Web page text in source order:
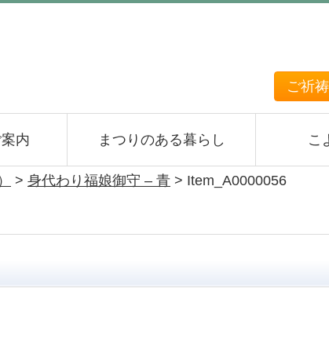
ご祈
内 まつりのある暮らし こ
> 身代わり福娘御守 – 青 > Item_A0000056